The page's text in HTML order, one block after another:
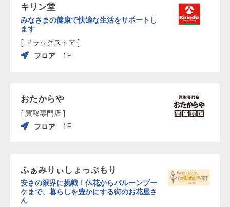
キリン堂
みなさまの健康で快適な生活をサポートし
ます
[ ドラッグストア ]
フロア
1F
おたからや
[ 買取専門店 ]
フロア
1F
ふぁみりぃしょっぷもり
安さの限界に挑戦！仏花からバルーンブー
ケまで、暮らしを豊かにする街のお花屋さ
ん